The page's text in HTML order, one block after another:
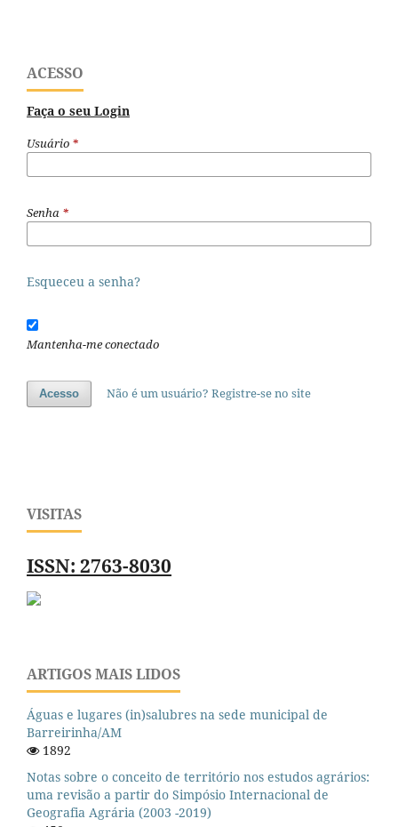
ACESSO
Faça o seu Login
Usuário *
Senha *
Esqueceu a senha?
Mantenha-me conectado
Acesso Não é um usuário? Registre-se no site
VISITAS
ISSN: 2763-8030
ARTIGOS MAIS LIDOS
Águas e lugares (in)salubres na sede municipal de
Barreirinha/AM
1892
Notas sobre o conceito de território nos estudos agrários:
uma revisão a partir do Simpósio Internacional de
Geografia Agrária (2003 -2019)